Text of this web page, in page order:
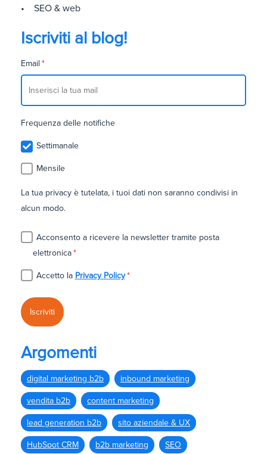
• SEO & web
Iscriviti al blog!
Email *
Frequenza delle notifiche
Settimanale
Mensile
La tua privacy è tutelata, i tuoi dati non saranno condivisi in
alcun modo.
Acconsento a ricevere la newsletter tramite posta
elettronica*
Accetto la Privacy Policy *
Argomenti
digital marketing b2b inbound marketing
vendita b2b content marketing
lead generation b2b sito aziendale & UX
HubSpot CRM b2b marketing SEO